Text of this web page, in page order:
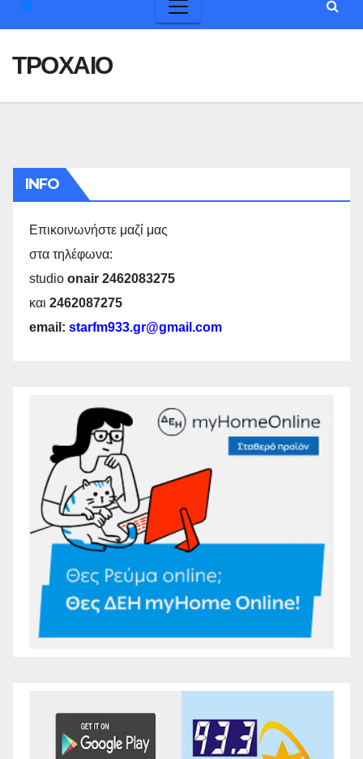
ΤΡΟΧΑΙΟ
INFO
Επικοινωνήστε μαζί μας
στα τηλέφωνα:
studio onair 2462083275
και 2462087275
email: starfm933.gr@gmail.com